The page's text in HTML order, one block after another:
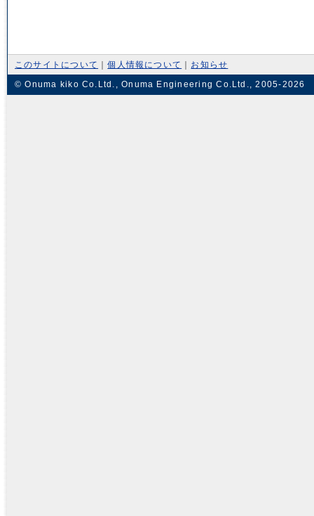
このサイトについて ｜個人情報について
お知らせ
© Onuma kiko Co.Ltd., Onuma Engineering Co.Ltd., 2005-2026